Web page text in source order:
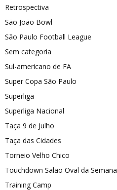
Retrospectiva
São João Bowl
São Paulo Football League
Sem categoria
Sul-americano de FA
Super Copa São Paulo
Superliga
Superliga Nacional
Taça 9 de Julho
Taça das Cidades
Torneio Velho Chico
Touchdown Salão Oval da Semana
Training Camp